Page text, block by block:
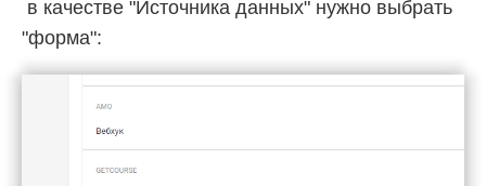
в качестве "Источника данных" нужно выбрать
"форма":